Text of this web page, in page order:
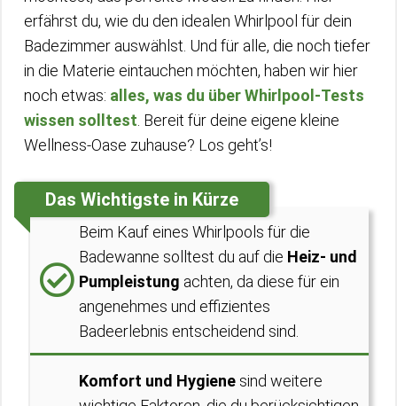
erfährst du, wie du den idealen Whirlpool für dein
Badezimmer auswählst. Und für alle, die noch tiefer
in die Materie eintauchen möchten, haben wir hier
noch etwas: alles, was du über Whirlpool-Tests
wissen solltest . Bereit für deine eigene kleine
Wellness-Oase zuhause? Los geht’s!
Das Wichtigste in Kürze
Beim Kauf eines Whirlpools für die
Badewanne solltest du auf die Heiz- und
Pumpleistung achten, da diese für ein
angenehmes und effizientes
Badeerlebnis entscheidend sind.
Komfort und Hygiene sind weitere